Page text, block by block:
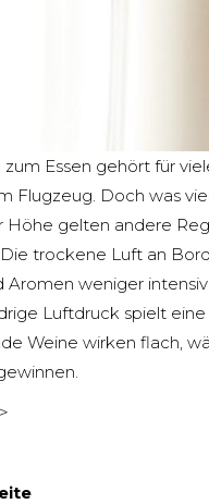
zum Essen gehört für
Flugzeug. Doch was
Höhe gelten andere
trockene Luft an
Aromen weniger
Luftdruck spielt eine
Weine wirken flach,